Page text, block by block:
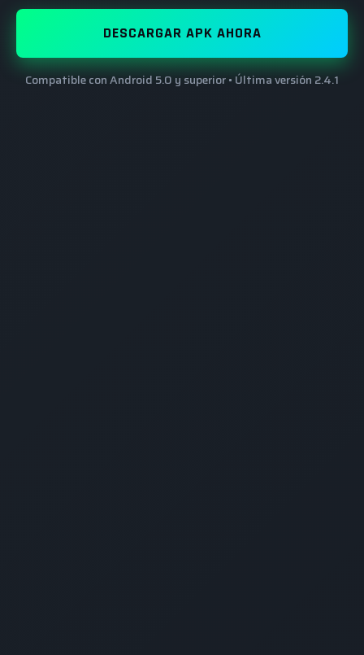
DESCARGAR APK AHORA
Compatible con Android 5.0 y superior • Última versión 2.4.1